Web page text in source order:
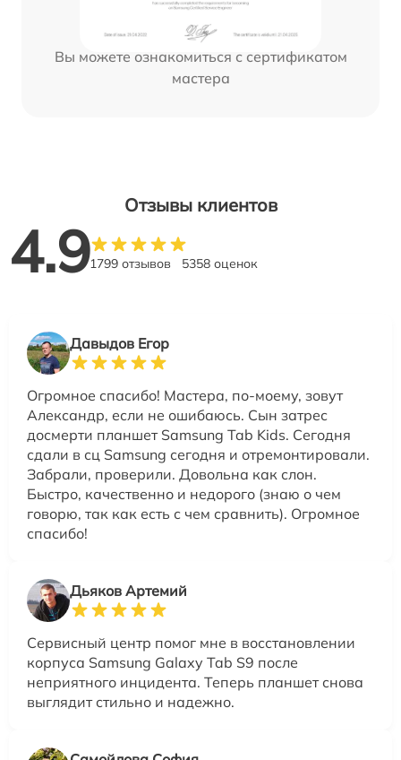
Вы можете ознакомиться с сертификатом
мастера
Отзывы клиентов
4.91799 отзывов 5358 оценок
Давыдов Егор
Огромное спасибо! Мастера, по-моему, зовут
Александр, если не ошибаюсь. Сын затрес
досмерти планшет Samsung Tab Kids. Сегодня
сдали в сц Samsung сегодня и отремонтировали.
Забрали, проверили. Довольна как слон.
Быстро, качественно и недорого (знаю о чем
говорю, так как есть с чем сравнить). Огромное
спасибо!
Дьяков Артемий
Сервисный центр помог мне в восстановлении
корпуса Samsung Galaxy Tab S9 после
неприятного инцидента. Теперь планшет снова
выглядит стильно и надежно.